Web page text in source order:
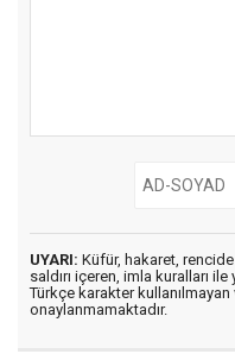
UYARI: Küfür, hakaret,
saldırı içeren, imla kuralları ile
Türkçe karakter
onaylanmamaktadır.